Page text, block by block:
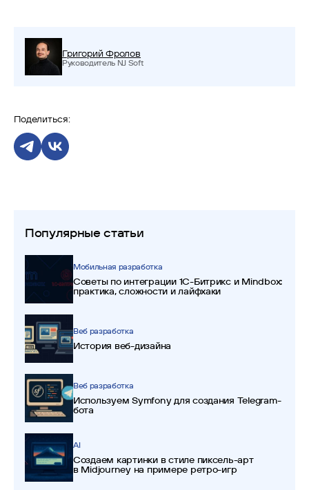
Григорий Фролов
Руководитель NJ Soft
Поделиться:
Популярные статьи
Мобильная разработка
Советы по интеграции 1С-Битрикс и Mindbox:
практика, сложности и лайфхаки
Веб разработка
История веб-дизайна
Веб разработка
Используем Symfony для создания Telegram-
бота
AI
Создаем картинки в стиле пиксель-арт
в Midjourney на примере ретро-игр